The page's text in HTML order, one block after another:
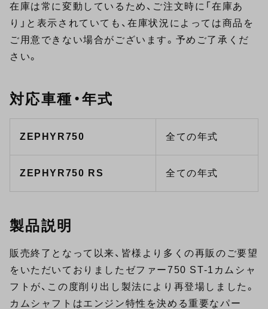
在庫は常に変動しているため、ご注文時に「在庫あ
り」と表示されていても、在庫状況によっては商品を
ご用意できない場合がございます。予めご了承くだ
さい。
対応車種・年式
ZEPHYR750 全ての年式
ZEPHYR750 RS 全ての年式
製品説明
販売終了となって以来、皆様より多くの再販のご要望
をいただいておりましたゼファー750 ST-1カムシャ
フトが、この度削り出し製法により再登場しました。
カムシャフトはエンジン特性を決める重要なパー